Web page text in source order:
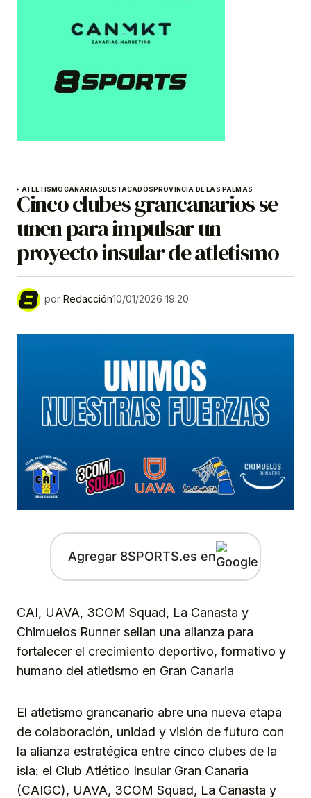
ATLETISMOCANARIASDESTACADOSPROVINCIA DE LAS PALMAS
Cinco clubes grancanarios se
unen para impulsar un
proyecto insular de atletismo
por Redacción10/01/2026 19:20
Agregar 8SPORTS.es en
CAI, UAVA, 3COM Squad, La Canasta y
Chimuelos Runner sellan una alianza para
fortalecer el crecimiento deportivo, formativo y
humano del atletismo en Gran Canaria
El atletismo grancanario abre una nueva etapa
de colaboración, unidad y visión de futuro con
la alianza estratégica entre cinco clubes de la
isla: el Club Atlético Insular Gran Canaria
(CAIGC), UAVA, 3COM Squad, La Canasta y